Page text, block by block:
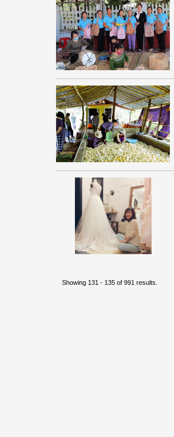
Showing 131 - 135 of 991 results.